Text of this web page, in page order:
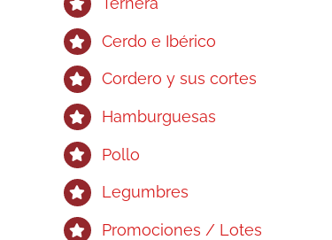
Cerdo e Ibérico
Cordero y sus cortes
Hamburguesas
Pollo
Legumbres
Promociones / Lotes